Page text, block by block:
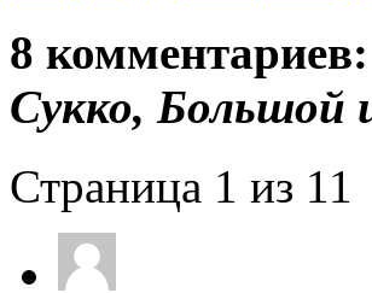
8 комментариев:
Сукко,
Страница 1 из 11